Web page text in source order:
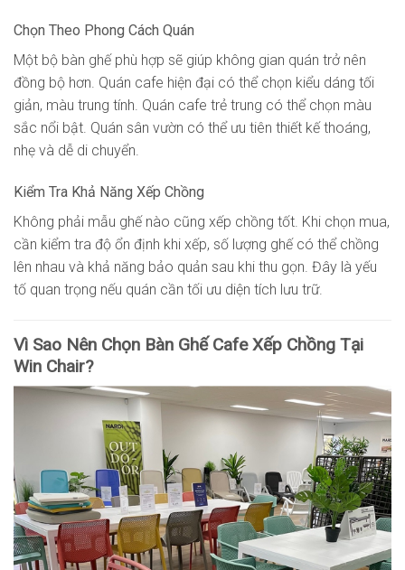
Chọn Theo Phong Cách Quán
Một bộ bàn ghế phù hợp sẽ giúp không gian quán trở nên
đồng bộ hơn. Quán cafe hiện đại có thể chọn kiểu dáng tối
giản, màu trung tính. Quán cafe trẻ trung có thể chọn màu
sắc nổi bật. Quán sân vườn có thể ưu tiên thiết kế thoáng,
nhẹ và dễ di chuyển.
Kiểm Tra Khả Năng Xếp Chồng
Không phải mẫu ghế nào cũng xếp chồng tốt. Khi chọn mua,
cần kiểm tra độ ổn định khi xếp, số lượng ghế có thể chồng
lên nhau và khả năng bảo quản sau khi thu gọn. Đây là yếu
tố quan trọng nếu quán cần tối ưu diện tích lưu trữ.
Vì Sao Nên Chọn Bàn Ghế Cafe Xếp Chồng Tại
Win Chair?